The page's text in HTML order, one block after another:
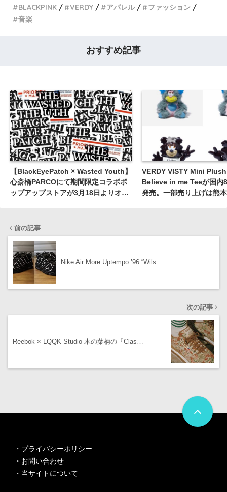
BLACKPINK
VERDY アパレル
ファッション
音楽
おすすめ記事
【BlackEyePatch × Wasted Youth】
心斎橋PARCOにて期間限定コラボポ
ップアップストアが3月18日よりオー
VERDY VISTY Mini
Believe in me Teeが国内
発売。一部売り上げは熊
前の記事
Nike Air More Uptempo ’96 “Wils…
次の記事
Reebok × LQQK Studio 木の葉柄の『Clas…
・ プライバシーポリシー
・ お問い合わせ
・ 当サイトについて